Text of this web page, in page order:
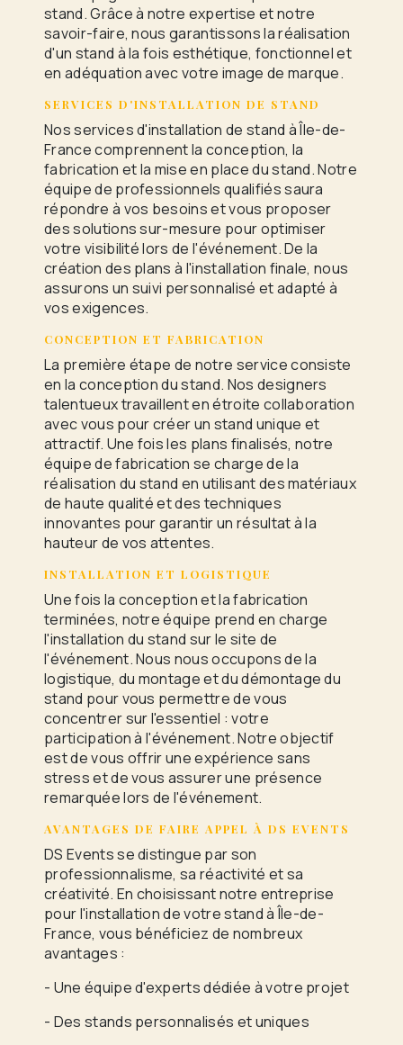
stand. Grâce à notre expertise et notre
savoir-faire, nous garantissons la réalisation
d'un stand à la fois esthétique, fonctionnel et
en adéquation avec votre image de marque.
SERVICES D'INSTALLATION DE STAND
Nos services d'installation de stand à Île-de-
France comprennent la conception, la
fabrication et la mise en place du stand. Notre
équipe de professionnels qualifiés saura
répondre à vos besoins et vous proposer
des solutions sur-mesure pour optimiser
votre visibilité lors de l'événement. De la
création des plans à l'installation finale, nous
assurons un suivi personnalisé et adapté à
vos exigences.
CONCEPTION ET FABRICATION
La première étape de notre service consiste
en la conception du stand. Nos designers
talentueux travaillent en étroite collaboration
avec vous pour créer un stand unique et
attractif. Une fois les plans finalisés, notre
équipe de fabrication se charge de la
réalisation du stand en utilisant des matériaux
de haute qualité et des techniques
innovantes pour garantir un résultat à la
hauteur de vos attentes.
INSTALLATION ET LOGISTIQUE
Une fois la conception et la fabrication
terminées, notre équipe prend en charge
l'installation du stand sur le site de
l'événement. Nous nous occupons de la
logistique, du montage et du démontage du
stand pour vous permettre de vous
concentrer sur l'essentiel : votre
participation à l'événement. Notre objectif
est de vous offrir une expérience sans
stress et de vous assurer une présence
remarquée lors de l'événement.
AVANTAGES DE FAIRE APPEL À DS EVENTS
DS Events se distingue par son
professionnalisme, sa réactivité et sa
créativité. En choisissant notre entreprise
pour l'installation de votre stand à Île-de-
France, vous bénéficiez de nombreux
avantages :
- Une équipe d'experts dédiée à votre projet
- Des stands personnalisés et uniques